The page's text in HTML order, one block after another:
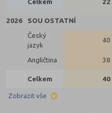
Celkem 22
2026
SOU OSTATNÍ
Český
jazyk
40
Angličtina 38
Celkem 40
Zobrazit vše